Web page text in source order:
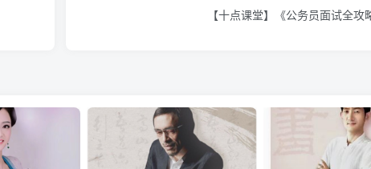
【十点课堂】《公务员面试全攻